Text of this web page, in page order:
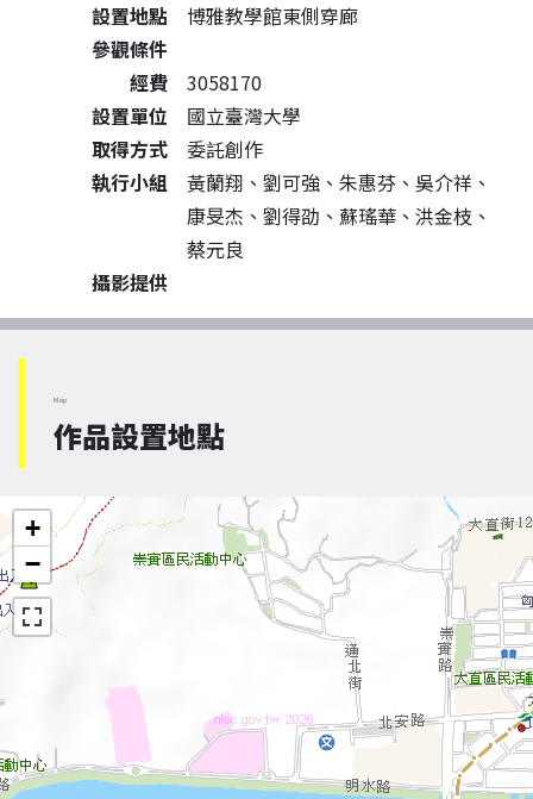
設置地點
博雅教學館東側穿廊
參觀條件
經費
3058170
設置單位
國立臺灣大學
取得方式
委託創作
執行小組
黃蘭翔、劉可強、朱惠芬、吳介祥、
康旻杰、劉得劭、蘇瑤華、洪金枝、
蔡元良
攝影提供
Map
作品設置地點
+
−